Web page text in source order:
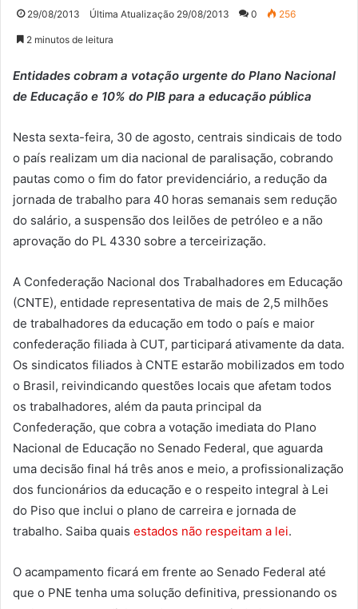
29/08/2013 Última Atualização 29/08/2013 0 256
2 minutos de leitura
Entidades cobram a votação urgente do Plano Nacional
de Educação e 10% do PIB para a educação pública
Nesta sexta-feira, 30 de agosto, centrais sindicais de todo
o país realizam um dia nacional de paralisação, cobrando
pautas como o fim do fator previdenciário, a redução da
jornada de trabalho para 40 horas semanais sem redução
do salário, a suspensão dos leilões de petróleo e a não
aprovação do PL 4330 sobre a terceirização.
A Confederação Nacional dos Trabalhadores em Educação
(CNTE), entidade representativa de mais de 2,5 milhões
de trabalhadores da educação em todo o país e maior
confederação filiada à CUT, participará ativamente da data.
Os sindicatos filiados à CNTE estarão mobilizados em todo
o Brasil, reivindicando questões locais que afetam todos
os trabalhadores, além da pauta principal da
Confederação, que cobra a votação imediata do Plano
Nacional de Educação no Senado Federal, que aguarda
uma decisão final há três anos e meio, a profissionalização
dos funcionários da educação e o respeito integral à Lei
do Piso que inclui o plano de carreira e jornada de
trabalho. Saiba quais estados não respeitam a lei.
O acampamento ficará em frente ao Senado Federal até
que o PNE tenha uma solução definitiva, pressionando os